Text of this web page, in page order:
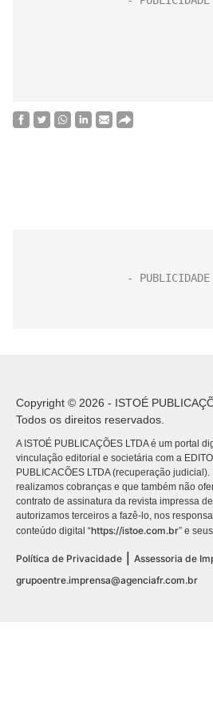
Copyright © 2026 - ISTOÉ
Todos os direitos reservados.
A ISTOÉ PUBLICAÇÕES LTDA é um portal
vinculação editorial e societária com a
PUBLICACÕES LTDA (recuperação
realizamos cobranças e que também não
contrato de assinatura da revista impressa
autorizamos terceiros a fazê-lo, nos
conteúdo digital “https://istoe.com.br” e
Política de Privacidade
Assessoria de
grupoentre.imprensa@agenciafr.com.br